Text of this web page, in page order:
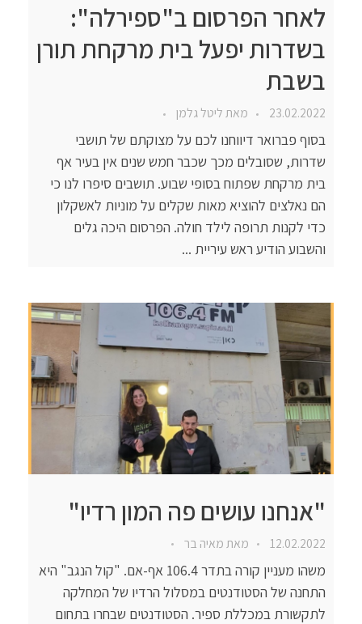
לאחר הפרסום ב"ספירלה":
בשדרות יפעל בית מרקחת תורן
בשבת
23.02.2022 מאתליטל גלמן
בסוף פברואר דיווחנו לכם על מצוקתם של תושבי
שדרות, שסובלים מכך שכבר חמש שנים אין בעיר אף
בית מרקחת שפתוח בסופי שבוע. תושבים סיפרו לנו כי
הם נאלצים להוציא מאות שקלים על מוניות לאשקלון
כדי לקנות תרופה לילד חולה. הפרסום היכה גלים
והשבוע הודיע ראש עיריית ...
"אנחנו עושים פה המון רדיו"
12.02.2022 מאתמאיה בר
משהו מעניין קורה בתדר 106.4 אף-אם. "קול הנגב" היא
התחנה של הסטודנטים במסלול הרדיו של המחלקה
לתקשורת במכללת ספיר. הסטודנטים שבחרו בתחום